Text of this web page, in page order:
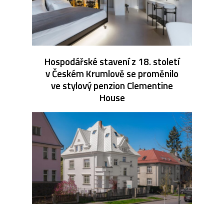
Hospodářské stavení z 18. století
v Českém Krumlově se proměnilo
ve stylový penzion Clementine
House